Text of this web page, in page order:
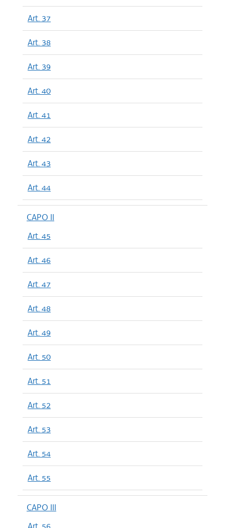
Art. 37
Art. 38
Art. 39
Art. 40
Art. 41
Art. 42
Art. 43
Art. 44
CAPO II
Art. 45
Art. 46
Art. 47
Art. 48
Art. 49
Art. 50
Art. 51
Art. 52
Art. 53
Art. 54
Art. 55
CAPO III